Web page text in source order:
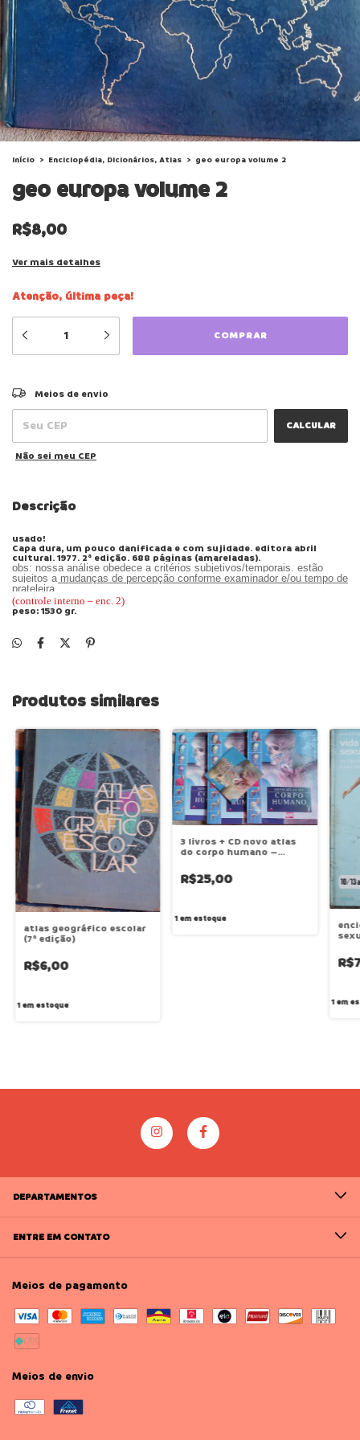
Início > Enciclopédia, Dicionários, Atlas > geo europa volume 2
geo europa volume 2
R$8,00
Ver mais detalhes
Atenção, última peça!
Entregas para o CEP:
Meios de envio
CALCULAR
Não sei meu CEP
Descrição
usado!
Capa dura, um pouco danificada e com sujidade. editora abril
cultural. 1977. 2ª edição. 688 páginas (amareladas).
obs: nossa análise obedece a critérios subjetivos/temporais. estão
sujeitos a mudanças de percepção conforme examinador e/ou tempo de
prateleira.
(controle interno – enc. 2)
peso: 1530 gr.
Produtos similares
atlas geográfico escolar
(7ª edição)
R$6,00
1em estoque
3 livros + CD novo atlas
do corpo humano –
R$25,00
1em estoque
1em
DEPARTAMENTOS
ENTRE EM CONTATO
Meios de pagamento
Meios de envio